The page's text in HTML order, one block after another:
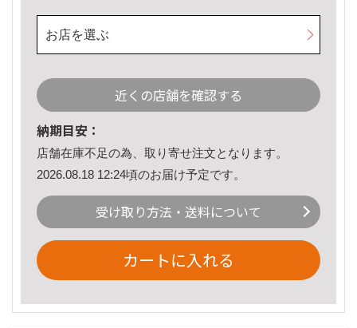
お店を選ぶ
近くの店舗を確認する
納期目安：
店舗在庫不足の為、取り寄せ注文となります。
2026.08.18 12:24頃のお届け予定です。
受け取り方法・送料について
カートに入れる